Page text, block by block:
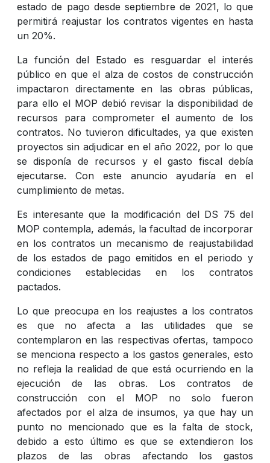
estado de pago desde septiembre de 2021, lo que
permitirá reajustar los contratos vigentes en hasta
un 20%.
La función del Estado es resguardar el interés
público en que el alza de costos de construcción
impactaron directamente en las obras públicas,
para ello el MOP debió revisar la disponibilidad de
recursos para comprometer el aumento de los
contratos. No tuvieron dificultades, ya que existen
proyectos sin adjudicar en el año 2022, por lo que
se disponía de recursos y el gasto fiscal debía
ejecutarse. Con este anuncio ayudaría en el
cumplimiento de metas.
Es interesante que la modificación del DS 75 del
MOP contempla, además, la facultad de incorporar
en los contratos un mecanismo de reajustabilidad
de los estados de pago emitidos en el periodo y
condiciones establecidas en los contratos
pactados.
Lo que preocupa en los reajustes a los contratos
es que no afecta a las utilidades que se
contemplaron en las respectivas ofertas, tampoco
se menciona respecto a los gastos generales, esto
no refleja la realidad de que está ocurriendo en la
ejecución de las obras. Los contratos de
construcción con el MOP no solo fueron
afectados por el alza de insumos, ya que hay un
punto no mencionado que es la falta de stock,
debido a esto último es que se extendieron los
plazos de las obras afectando los gastos